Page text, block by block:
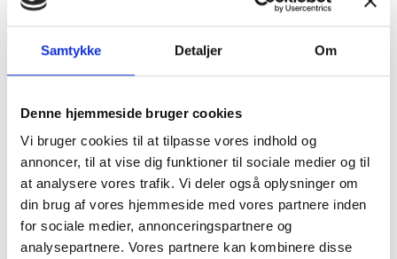
Samtykke Detaljer Om
Denne hjemmeside bruger cookies
Vi bruger cookies til at tilpasse vores indhold og
annoncer, til at vise dig funktioner til sociale medier og til
at analysere vores trafik. Vi deler også oplysninger om
din brug af vores hjemmeside med vores partnere inden
for sociale medier, annonceringspartnere og
analysepartnere. Vores partnere kan kombinere disse
Tilbud Autocamper udstyr
Møbler